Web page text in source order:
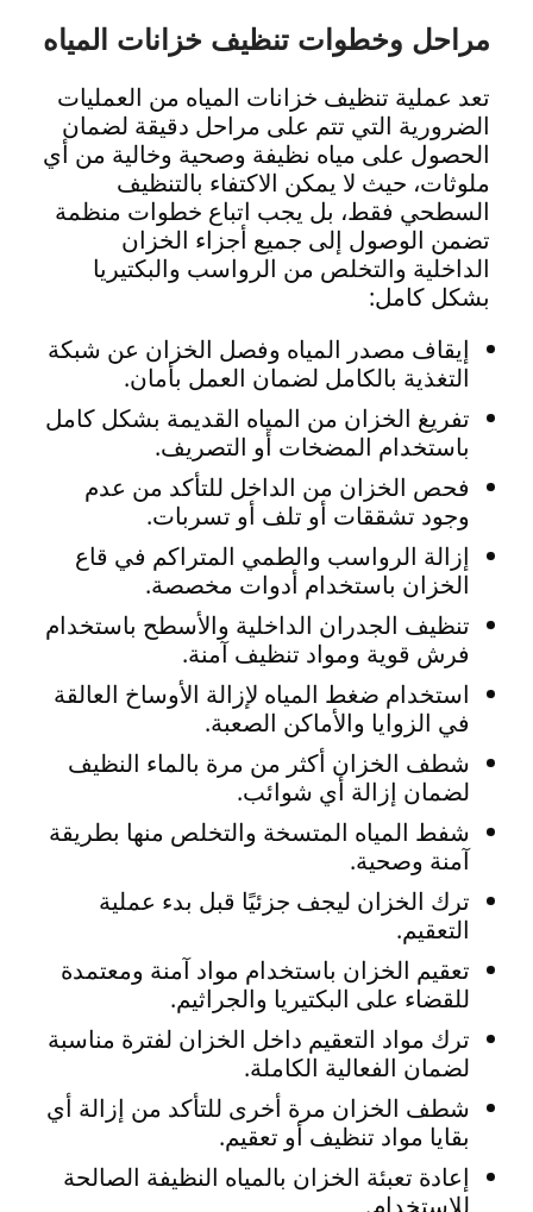
مراحل وخطوات تنظيف خزانات المياه
تعد عملية تنظيف خزانات المياه من العمليات
الضرورية التي تتم على مراحل دقيقة لضمان
الحصول على مياه نظيفة وصحية وخالية من أي
ملوثات، حيث لا يمكن الاكتفاء بالتنظيف
السطحي فقط، بل يجب اتباع خطوات منظمة
تضمن الوصول إلى جميع أجزاء الخزان
الداخلية والتخلص من الرواسب والبكتيريا
بشكل كامل:
إيقاف مصدر المياه وفصل الخزان عن شبكة
التغذية بالكامل لضمان العمل بأمان.
تفريغ الخزان من المياه القديمة بشكل كامل
باستخدام المضخات أو التصريف.
فحص الخزان من الداخل للتأكد من عدم
وجود تشققات أو تلف أو تسربات.
إزالة الرواسب والطمي المتراكم في قاع
الخزان باستخدام أدوات مخصصة.
تنظيف الجدران الداخلية والأسطح باستخدام
فرش قوية ومواد تنظيف آمنة.
استخدام ضغط المياه لإزالة الأوساخ العالقة
في الزوايا والأماكن الصعبة.
شطف الخزان أكثر من مرة بالماء النظيف
لضمان إزالة أي شوائب.
شفط المياه المتسخة والتخلص منها بطريقة
آمنة وصحية.
ترك الخزان ليجف جزئيًا قبل بدء عملية
التعقيم.
تعقيم الخزان باستخدام مواد آمنة ومعتمدة
للقضاء على البكتيريا والجراثيم.
ترك مواد التعقيم داخل الخزان لفترة مناسبة
لضمان الفعالية الكاملة.
شطف الخزان مرة أخرى للتأكد من إزالة أي
بقايا مواد تنظيف أو تعقيم.
إعادة تعبئة الخزان بالمياه النظيفة الصالحة